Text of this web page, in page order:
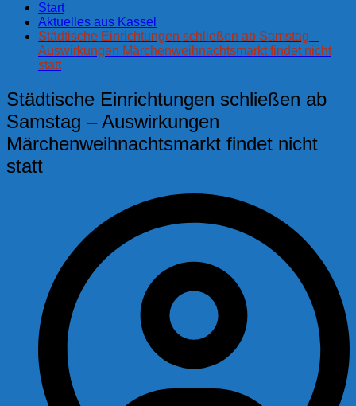
Start
Aktuelles aus Kassel
Städtische Einrichtungen schließen ab Samstag –
Auswirkungen Märchenweihnachtsmarkt findet nicht
statt
Städtische Einrichtungen schließen ab
Samstag – Auswirkungen
Märchenweihnachtsmarkt findet nicht
statt